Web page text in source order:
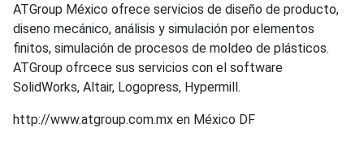
ATGroup México ofrece servicios de diseño de producto,
diseno mecánico, análisis y simulación por elementos
finitos, simulación de procesos de moldeo de plásticos.
ATGroup ofrcece sus servicios con el software
SolidWorks, Altair, Logopress, Hypermill.
http://www.atgroup.com.mx en México DF